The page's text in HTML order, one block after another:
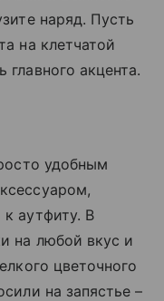
наряд. Пусть
на клетчатой
акцента.
удобным
аутфиту. В
на любой вкус и
цветочного
на запястье –